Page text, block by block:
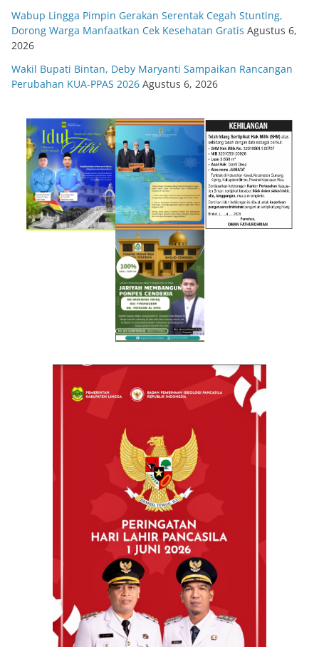
Wabup Lingga Pimpin Gerakan Serentak Cegah Stunting,
Dorong Warga Manfaatkan Cek Kesehatan Gratis Agustus 6,
2026
Wakil Bupati Bintan, Deby Maryanti Sampaikan Rancangan
Perubahan KUA-PPAS 2026 Agustus 6, 2026